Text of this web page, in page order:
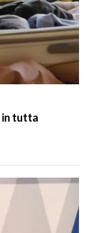
in tutta